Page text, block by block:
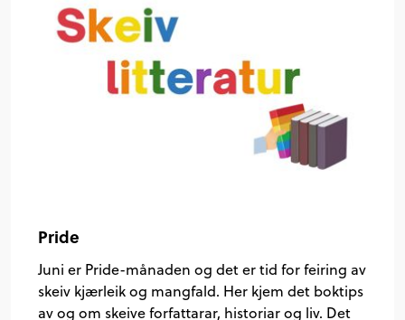
Pride
Juni er Pride-månaden og det er tid for feiring av
skeiv kjærleik og mangfald. Her kjem det boktips
av og om skeive forfattarar, historiar og liv. Det